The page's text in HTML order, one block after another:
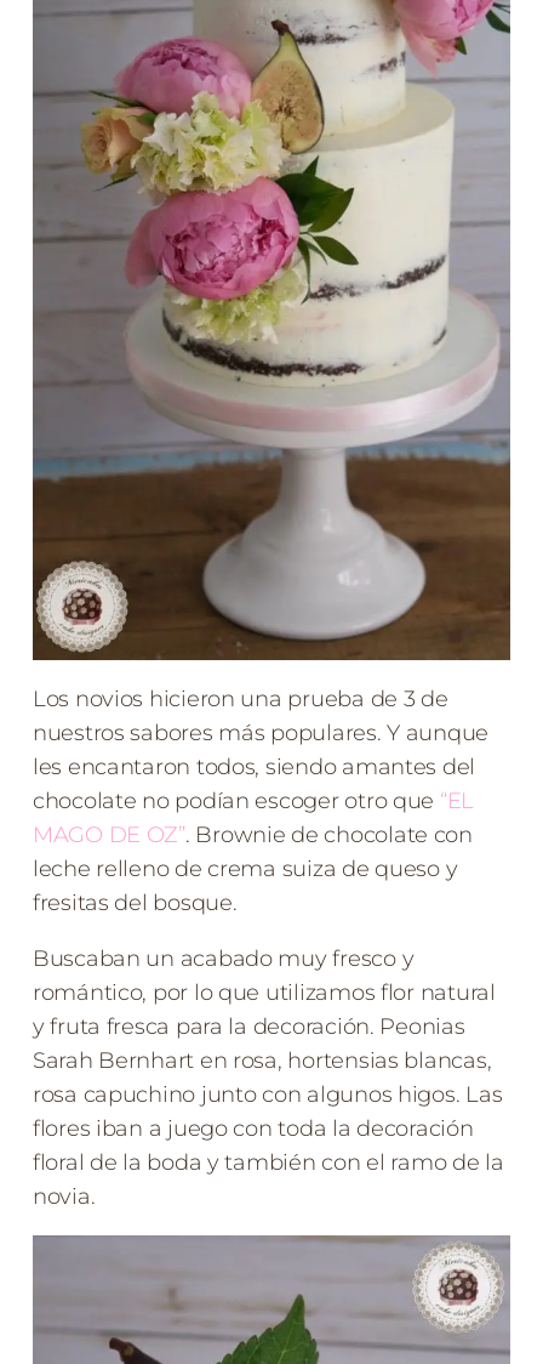
Los novios hicieron una prueba de 3 de
nuestros sabores más populares. Y aunque
les encantaron todos, siendo amantes del
chocolate no podían escoger otro que “EL
MAGO DE OZ”. Brownie de chocolate con
leche relleno de crema suiza de queso y
fresitas del bosque.
Buscaban un acabado muy fresco y
romántico, por lo que utilizamos flor natural
y fruta fresca para la decoración. Peonias
Sarah Bernhart en rosa, hortensias blancas,
rosa capuchino junto con algunos higos. Las
flores iban a juego con toda la decoración
floral de la boda y también con el ramo de la
novia.